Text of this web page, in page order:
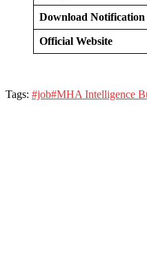
Download Notification
Official Website
Tags: #job#MHA Intelligence